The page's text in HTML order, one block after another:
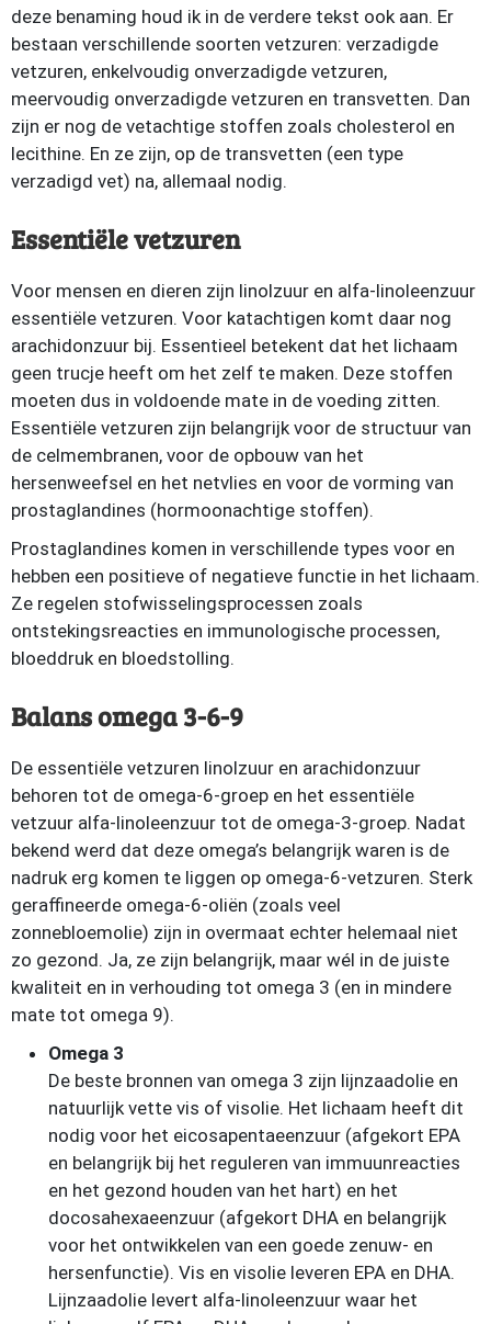
deze benaming houd ik in de verdere tekst ook aan. Er
bestaan verschillende soorten vetzuren: verzadigde
vetzuren, enkelvoudig onverzadigde vetzuren,
meervoudig onverzadigde vetzuren en transvetten. Dan
zijn er nog de vetachtige stoffen zoals cholesterol en
lecithine. En ze zijn, op de transvetten (een type
verzadigd vet) na, allemaal nodig.
Essentiële vetzuren
Voor mensen en dieren zijn linolzuur en alfa-linoleenzuur
essentiële vetzuren. Voor katachtigen komt daar nog
arachidonzuur bij. Essentieel betekent dat het lichaam
geen trucje heeft om het zelf te maken. Deze stoffen
moeten dus in voldoende mate in de voeding zitten.
Essentiële vetzuren zijn belangrijk voor de structuur van
de celmembranen, voor de opbouw van het
hersenweefsel en het netvlies en voor de vorming van
prostaglandines (hormoonachtige stoffen).
Prostaglandines komen in verschillende types voor en
hebben een positieve of negatieve functie in het lichaam.
Ze regelen stofwisselingsprocessen zoals
ontstekingsreacties en immunologische processen,
bloeddruk en bloedstolling.
Balans omega 3-6-9
De essentiële vetzuren linolzuur en arachidonzuur
behoren tot de omega-6-groep en het essentiële
vetzuur alfa-linoleenzuur tot de omega-3-groep. Nadat
bekend werd dat deze omega’s belangrijk waren is de
nadruk erg komen te liggen op omega-6-vetzuren. Sterk
geraffineerde omega-6-oliën (zoals veel
zonnebloemolie) zijn in overmaat echter helemaal niet
zo gezond. Ja, ze zijn belangrijk, maar wél in de juiste
kwaliteit en in verhouding tot omega 3 (en in mindere
mate tot omega 9).
Omega 3
De beste bronnen van omega 3 zijn lijnzaadolie en
natuurlijk vette vis of visolie. Het lichaam heeft dit
nodig voor het eicosapentaeenzuur (afgekort EPA
en belangrijk bij het reguleren van immuunreacties
en het gezond houden van het hart) en het
docosahexaeenzuur (afgekort DHA en belangrijk
voor het ontwikkelen van een goede zenuw- en
hersenfunctie). Vis en visolie leveren EPA en DHA.
Lijnzaadolie levert alfa-linoleenzuur waar het